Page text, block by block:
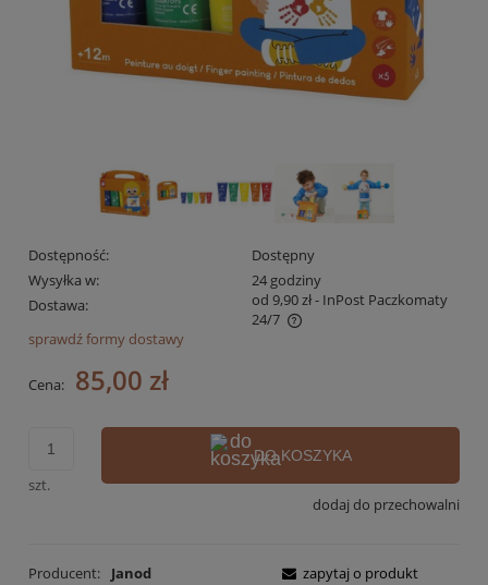
Dostępność:
Dostępny
Wysyłka w:
24 godziny
Dostawa:
od 9,90 zł- InPost Paczkomaty
24/7
Cena nie zawiera ewentualnych kosztów płatności
sprawdź formy dostawy
Cena: 85,00 zł
szt.
DO KOSZYKA
dodaj do przechowalni
Producent:
Janod
zapytaj o produkt